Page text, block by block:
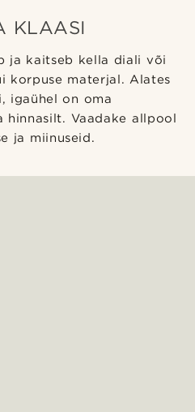
KLAASI
ja kaitseb kella diali või
korpuse materjal. Alates
igaühel on oma
hinnasilt. Vaadake allpool
ja miinuseid.